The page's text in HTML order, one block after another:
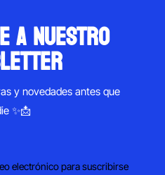
a nuestro
y novedades antes que
✨📩
electrónico para suscribirse